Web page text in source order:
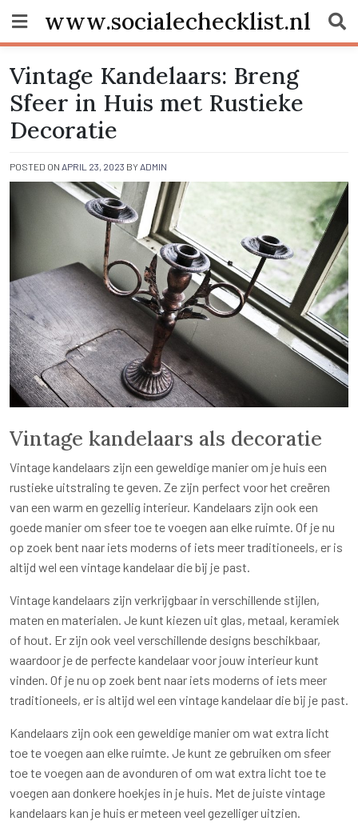
content
www.socialechecklist.nl
Vintage Kandelaars: Breng
Sfeer in Huis met Rustieke
Decoratie
POSTED ON APRIL 23, 2023 BY ADMIN
Vintage kandelaars als decoratie
Vintage kandelaars zijn een geweldige manier om je huis een
rustieke uitstraling te geven. Ze zijn perfect voor het creëren
van een warm en gezellig interieur. Kandelaars zijn ook een
goede manier om sfeer toe te voegen aan elke ruimte. Of je nu
op zoek bent naar iets moderns of iets meer traditioneels, er is
altijd wel een vintage kandelaar die bij je past.
Vintage kandelaars zijn verkrijgbaar in verschillende stijlen,
maten en materialen. Je kunt kiezen uit glas, metaal, keramiek
of hout. Er zijn ook veel verschillende designs beschikbaar,
waardoor je de perfecte kandelaar voor jouw interieur kunt
vinden. Of je nu op zoek bent naar iets moderns of iets meer
traditioneels, er is altijd wel een vintage kandelaar die bij je past.
Kandelaars zijn ook een geweldige manier om wat extra licht
toe te voegen aan elke ruimte. Je kunt ze gebruiken om sfeer
toe te voegen aan de avonduren of om wat extra licht toe te
voegen aan donkere hoekjes in je huis. Met de juiste vintage
kandelaars kan je huis er meteen veel gezelliger uitzien.